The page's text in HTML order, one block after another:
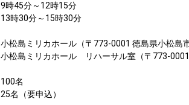
45分～12時15分
時30分～15時30分
松島ミリカホール（〒773-0001 徳島県小松島
松島ミリカホール リハーサル室（〒773-0001
名
名（要申込）